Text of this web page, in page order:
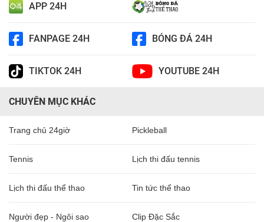
APP 24H
FANPAGE 24H BÓNG ĐÁ 24H
TIKTOK 24H YOUTUBE 24H
CHUYÊN MỤC KHÁC
Trang chủ 24giờ Pickleball
Tennis Lịch thi đấu tennis
Lịch thi đấu thể thao Tin tức thể thao
Người đẹp - Ngôi sao Clip Đặc Sắc